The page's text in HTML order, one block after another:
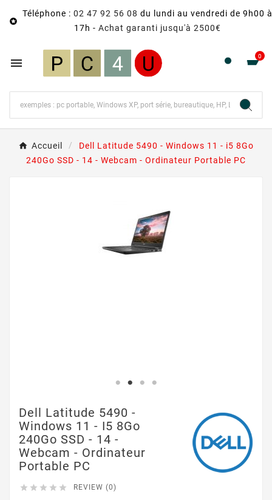

Téléphone : 02 47 92 56 08 du lundi au vendredi de 9h00 à
17h - Achat garanti jusqu'à 2500€
 0
Accueil
Dell Latitude 5490 - Windows 11 - i5 8Go
240Go SSD - 14 - Webcam - Ordinateur Portable PC
Dell Latitude 5490 -
Windows 11 - I5 8Go
240Go SSD - 14 -
Webcam - Ordinateur
Portable PC
     REVIEW (0)